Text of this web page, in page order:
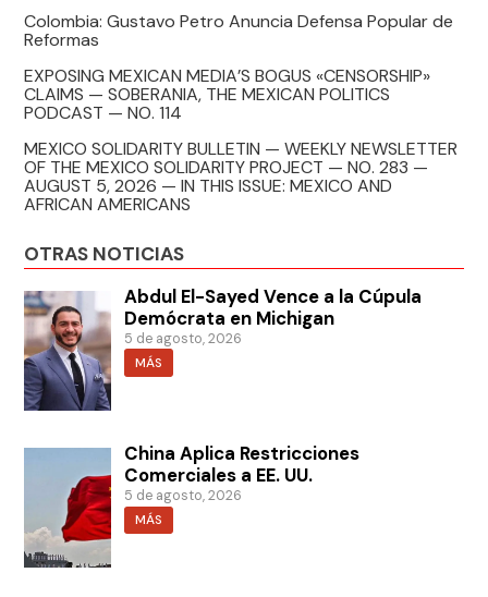
Colombia: Gustavo Petro Anuncia Defensa Popular de
Reformas
EXPOSING MEXICAN MEDIA’S BOGUS «CENSORSHIP»
CLAIMS — SOBERANIA, THE MEXICAN POLITICS
PODCAST — NO. 114
MEXICO SOLIDARITY BULLETIN — WEEKLY NEWSLETTER
OF THE MEXICO SOLIDARITY PROJECT — NO. 283 —
AUGUST 5, 2026 — IN THIS ISSUE: MEXICO AND
AFRICAN AMERICANS
OTRAS NOTICIAS
Abdul El-Sayed Vence a la Cúpula
Demócrata en Michigan
5 de agosto, 2026
MÁS
China Aplica Restricciones
Comerciales a EE. UU.
5 de agosto, 2026
MÁS